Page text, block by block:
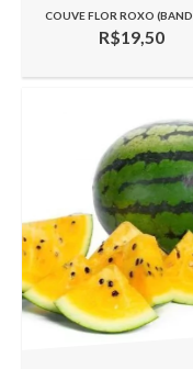
COUVE FLOR ROXO
R$19,50